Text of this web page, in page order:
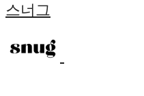
스너그